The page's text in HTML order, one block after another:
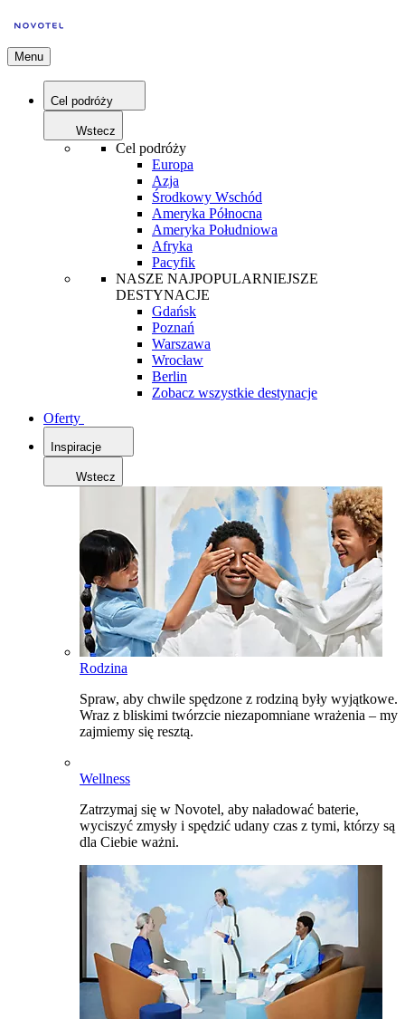
Menu
Cel podróży
Wstecz
Cel podróży
Europa
Azja
Środkowy Wschód
Ameryka Północna
Ameryka Południowa
Afryka
Pacyfik
NASZE NAJPOPULARNIEJSZE
DESTYNACJE
Gdańsk
Poznań
Warszawa
Wrocław
Berlin
Zobacz wszystkie destynacje
Oferty
Inspiracje
Wstecz
Rodzina
Spraw, aby chwile spędzone z rodziną były wyjątkowe.
Wraz z bliskimi twórzcie niezapomniane wrażenia – my
zajmiemy się resztą.
Wellness
Zatrzymaj się w Novotel, aby naładować baterie,
wyciszyć zmysły i spędzić udany czas z tymi, którzy są
dla Ciebie ważni.